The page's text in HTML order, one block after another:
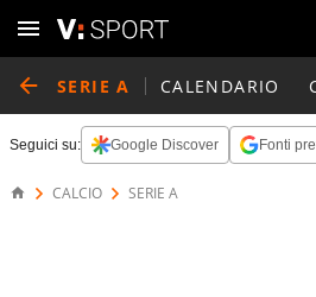
SERIE A CALENDARIO
Seguici su: Google Discover Fonti
CALCIO SERIE A